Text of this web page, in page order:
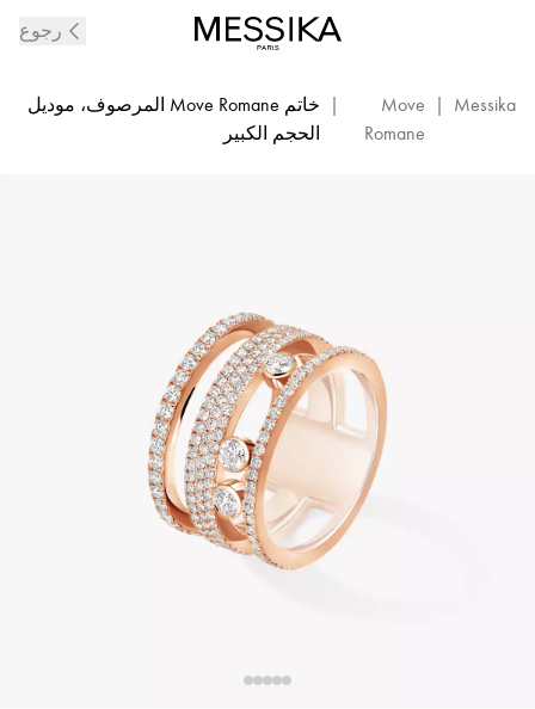
والذهب
رجوع
Messika
|
Move
Romane
|
خاتم Move Romane المرصوف، موديل
الحجم الكبير